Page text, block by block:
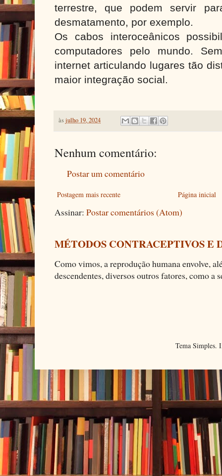
terrestre, que podem servir
desmatamento, por exemplo.
Os cabos interoceânicos
computadores pelo mundo.
internet articulando lugares tão
maior integração social.
àsjulho 19, 2024
Nenhum comentário:
Postar um comentário
Postagem mais recente Página inicial
Assinar: Postar comentários (Atom)
MÉTODOS CONTRACEPTIVOS E
Como vimos, a reprodução humana envolve,
descendentes, diversos outros fatores, como a
Tema Simples.